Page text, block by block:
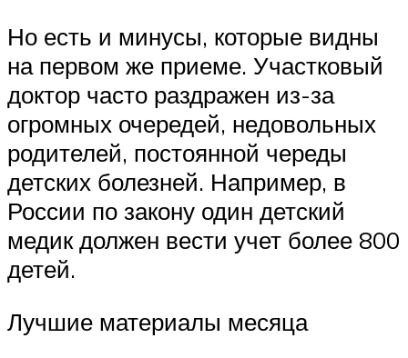
Но есть и минусы, которые видны
на первом же приеме. Участковый
доктор часто раздражен из-за
огромных очередей, недовольных
родителей, постоянной череды
детских болезней. Например, в
России по закону один детский
медик должен вести учет более 800
детей.
Лучшие материалы месяца